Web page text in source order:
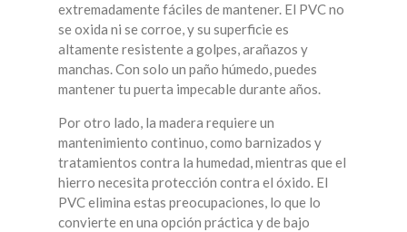
extremadamente fáciles de mantener. El PVC no
se oxida ni se corroe, y su superficie es
altamente resistente a golpes, arañazos y
manchas. Con solo un paño húmedo, puedes
mantener tu puerta impecable durante años.
Por otro lado, la madera requiere un
mantenimiento continuo, como barnizados y
tratamientos contra la humedad, mientras que el
hierro necesita protección contra el óxido. El
PVC elimina estas preocupaciones, lo que lo
convierte en una opción práctica y de bajo